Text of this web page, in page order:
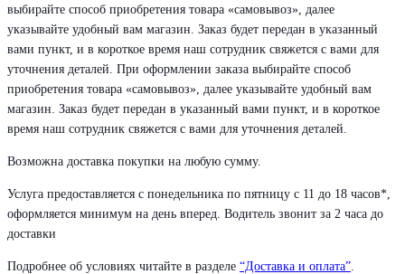
выбирайте способ приобретения товара «самовывоз», далее
указывайте удобный вам магазин. Заказ будет передан в указанный
вами пункт, и в короткое время наш сотрудник свяжется с вами для
уточнения деталей. При оформлении заказа выбирайте способ
приобретения товара «самовывоз», далее указывайте удобный вам
магазин. Заказ будет передан в указанный вами пункт, и в короткое
время наш сотрудник свяжется с вами для уточнения деталей.
Возможна доставка покупки на любую сумму.
Услуга предоставляется с понедельника по пятницу с 11 до 18 часов*,
оформляется минимум на день вперед. Водитель звонит за 2 часа до
доставки
Подробнее об условиях читайте в разделе “Доставка и оплата”